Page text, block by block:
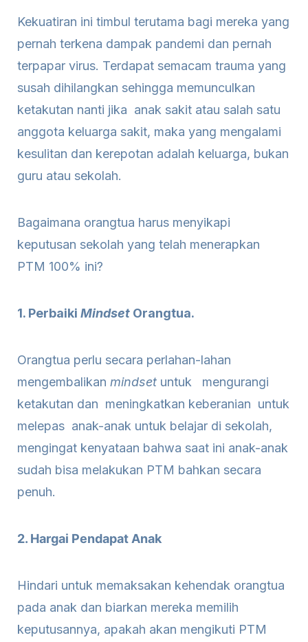
Kekuatiran ini timbul terutama bagi mereka yang
pernah terkena dampak pandemi dan pernah
terpapar virus. Terdapat semacam trauma yang
susah dihilangkan sehingga memunculkan
ketakutan nanti jika anak sakit atau salah satu
anggota keluarga sakit, maka yang mengalami
kesulitan dan kerepotan adalah keluarga, bukan
guru atau sekolah.
Bagaimana orangtua harus menyikapi
keputusan sekolah yang telah menerapkan
PTM 100% ini?
1. Perbaiki Mindset Orangtua.
Orangtua perlu secara perlahan-lahan
mengembalikan mindset untuk mengurangi
ketakutan dan meningkatkan keberanian untuk
melepas anak-anak untuk belajar di sekolah,
mengingat kenyataan bahwa saat ini anak-anak
sudah bisa melakukan PTM bahkan secara
penuh.
2. Hargai Pendapat Anak
Hindari untuk memaksakan kehendak orangtua
pada anak dan biarkan mereka memilih
keputusannya, apakah akan mengikuti PTM